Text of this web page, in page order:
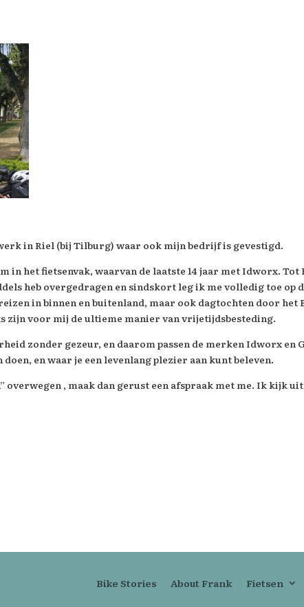
in Riel (bij Tilburg) waar ook mijn bedrijf is gevestigd.
in het fietsenvak, waarvan de laatste 14 jaar met Idworx.
heb overgedragen en sindskort leg ik me volledig toe op
in binnen en buitenland, maar ook dagtochten door het
zijn voor mij de ultieme manier van vrijetijdsbesteding.
zonder gezeur, en daarom passen de merken Idworx en
en waar je een levenlang plezier aan kunt beleven.
overwegen , maak dan gerust een afspraak met me. Ik kijk
Bike Stories About Frank Fietsen